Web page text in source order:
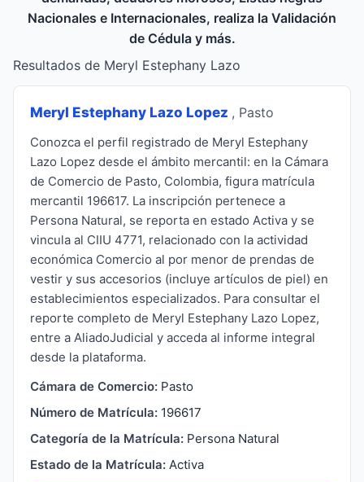
Nacionales e Internacionales, realiza la Validación
de Cédula y más.
Resultados de Meryl Estephany Lazo
Meryl Estephany Lazo Lopez , Pasto
Conozca el perfil registrado de Meryl Estephany
Lazo Lopez desde el ámbito mercantil: en la Cámara
de Comercio de Pasto, Colombia, figura matrícula
mercantil 196617. La inscripción pertenece a
Persona Natural, se reporta en estado Activa y se
vincula al CIIU 4771, relacionado con la actividad
económica Comercio al por menor de prendas de
vestir y sus accesorios (incluye artículos de piel) en
establecimientos especializados. Para consultar el
reporte completo de Meryl Estephany Lazo Lopez,
entre a AliadoJudicial y acceda al informe integral
desde la plataforma.
Cámara de Comercio: Pasto
Número de Matrícula: 196617
Categoría de la Matrícula: Persona Natural
Estado de la Matrícula: Activa